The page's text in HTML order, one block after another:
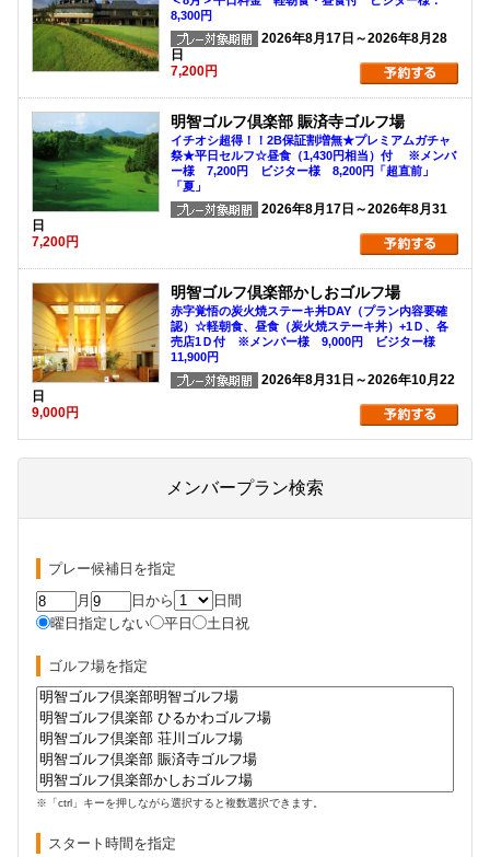
メンバープラン検索
プレー候補日を指定
月
日から
日間
曜日指定しない
平日 土日祝
ゴルフ場を指定
※「ctrl」キーを押しながら選択すると複数選択できます。
スタート時間を指定
8,300円
2026年8月17日～2026年8月28
日
7,200円
明智ゴルフ倶楽部 賑済寺ゴルフ場
イチオシ超得！！2B保証割増無★プレミアムガチャ
祭★平日セルフ☆昼食（1,430円相当）付 ※メンバ
ー様 7,200円 ビジター様 8,200円「超直前」
「夏」
2026年8月17日～2026年8月31
日
7,200円
明智ゴルフ倶楽部かしおゴルフ場
赤字覚悟の炭火焼ステーキ丼DAY（プラン内容要確
認）☆軽朝食、昼食（炭火焼ステーキ丼）+1Ｄ、各
売店1Ｄ付 ※メンバー様 9,000円 ビジター様
11,900円
2026年8月31日～2026年10月22
日
9,000円